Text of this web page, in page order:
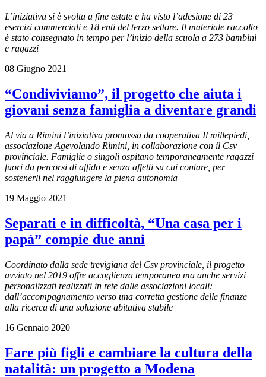
L’iniziativa si è svolta a fine estate e ha visto l’adesione di 23
esercizi commerciali e 18 enti del terzo settore. Il materiale raccolto
è stato consegnato in tempo per l’inizio della scuola a 273 bambini
e ragazzi
08 Giugno 2021
“Condiviviamo”, il progetto che aiuta i
giovani senza famiglia a diventare grandi
Al via a Rimini l’iniziativa promossa da cooperativa Il millepiedi,
associazione Agevolando Rimini, in collaborazione con il Csv
provinciale. Famiglie o singoli ospitano temporaneamente ragazzi
fuori da percorsi di affido e senza affetti su cui contare, per
sostenerli nel raggiungere la piena autonomia
19 Maggio 2021
Separati e in difficoltà, “Una casa per i
papà” compie due anni
Coordinato dalla sede trevigiana del Csv provinciale, il progetto
avviato nel 2019 offre accoglienza temporanea ma anche servizi
personalizzati realizzati in rete dalle associazioni locali:
dall’accompagnamento verso una corretta gestione delle finanze
alla ricerca di una soluzione abitativa stabile
16 Gennaio 2020
Fare più figli e cambiare la cultura della
natalità: un progetto a Modena